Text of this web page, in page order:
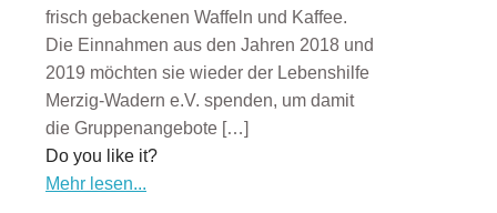
frisch gebackenen Waffeln und Kaffee.
Die Einnahmen aus den Jahren 2018 und
2019 möchten sie wieder der Lebenshilfe
Merzig-Wadern e.V. spenden, um damit
die Gruppenangebote […]
Do you like it?
Mehr lesen...